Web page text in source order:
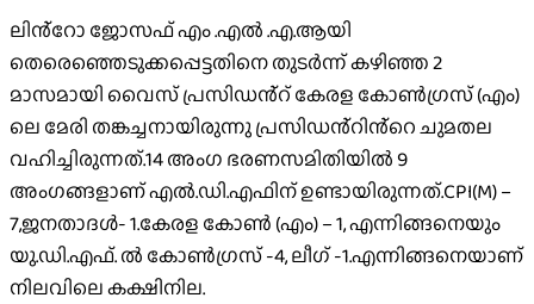
ലിൻ്റോ ജോസഫ് എം .എൽ .എ.ആയി
തെരെഞ്ഞെടുക്കപ്പെട്ടതിനെ തുടർന്ന് കഴിഞ്ഞ 2
മാസമായി വൈസ് പ്രസിഡൻ്റ് കേരള കോൺഗ്രസ് (എം)
ലെ മേരി തങ്കച്ചനായിരുന്നു പ്രസിഡൻ്റിൻ്റെ ചുമതല
വഹിച്ചിരുന്നത്.14 അംഗ ഭരണസമിതിയിൽ 9
അംഗങ്ങളാണ് എൽ.ഡി.എഫിന് ഉണ്ടായിരുന്നത്.CPI(M) –
7,ജനതാദൾ- 1.കേരള കോൺ (എം) – 1, എന്നിങ്ങനെയും
യു.ഡി.എഫ്. ൽ കോൺഗ്രസ് -4, ലീഗ് -1.എന്നിങ്ങനെയാണ്
നിലവിലെ കക്ഷിനില.